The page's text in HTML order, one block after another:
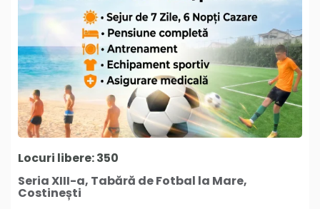
Locuri libere: 350
Seria XIII-a, Tabără de Fotbal la Mare,
Costinești